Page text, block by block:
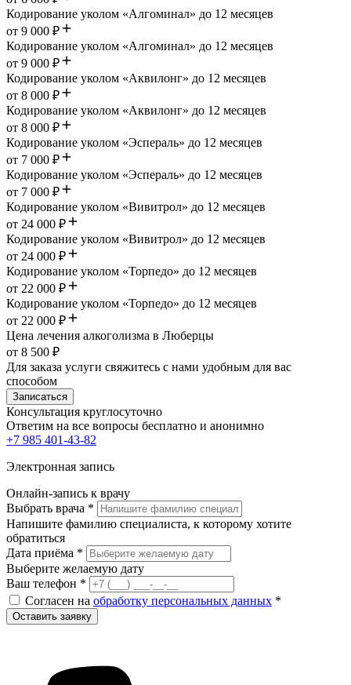
Кодирование уколом «Алгоминал» до 12 месяцев
от 9 000 ₽
Кодирование уколом «Алгоминал» до 12 месяцев
от 9 000 ₽
Кодирование уколом «Аквилонг» до 12 месяцев
от 8 000 ₽
Кодирование уколом «Аквилонг» до 12 месяцев
от 8 000 ₽
Кодирование уколом «Эспераль» до 12 месяцев
от 7 000 ₽
Кодирование уколом «Эспераль» до 12 месяцев
от 7 000 ₽
Кодирование уколом «Вивитрол» до 12 месяцев
от 24 000 ₽
Кодирование уколом «Вивитрол» до 12 месяцев
от 24 000 ₽
Кодирование уколом «Торпедо» до 12 месяцев
от 22 000 ₽
Кодирование уколом «Торпедо» до 12 месяцев
от 22 000 ₽
Цена лечения алкоголизма в Люберцы
от 8 500 ₽
Для заказа услуги свяжитесь с нами удобным для вас
способом
Записаться
Консультация круглосуточно
Ответим на все вопросы бесплатно и анонимно
+7 985 401-43-82
Электронная запись
Онлайн-запись к врачу
Выбрать врача *
Напишите фамилию специалиста, к которому хотите
обратиться
Дата приёма *
Выберите желаемую дату
Ваш телефон *
Согласен на обработку персональных данных *
Оставить заявку